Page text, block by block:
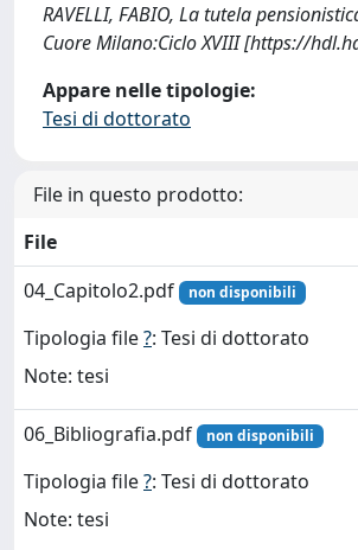
RAVELLI, FABIO, La tutela
Cuore Milano:Ciclo XVIII [https://
Appare nelle tipologie:
Tesi di dottorato
File in questo prodotto:
File
04_Capitolo2.pdf
non disponibili
Tipologia file?: Tesi di dottorato
Note: tesi
06_Bibliografia.pdf non disponibili
Tipologia file?: Tesi di dottorato
Note: tesi